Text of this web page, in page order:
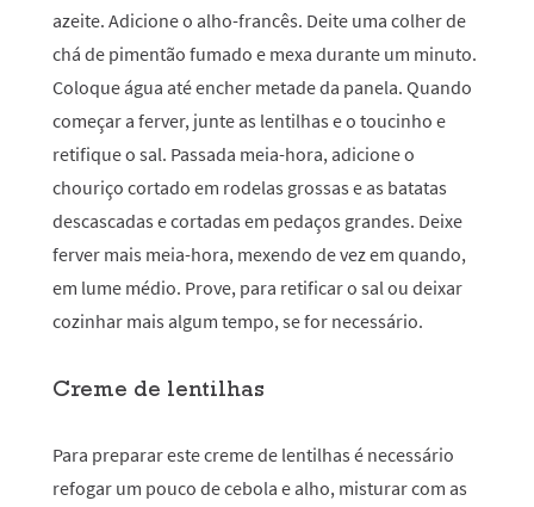
azeite. Adicione o alho-francês. Deite uma colher de
chá de pimentão fumado e mexa durante um minuto.
Coloque água até encher metade da panela. Quando
começar a ferver, junte as lentilhas e o toucinho e
retifique o sal. Passada meia-hora, adicione o
chouriço cortado em rodelas grossas e as batatas
descascadas e cortadas em pedaços grandes. Deixe
ferver mais meia-hora, mexendo de vez em quando,
em lume médio. Prove, para retificar o sal ou deixar
cozinhar mais algum tempo, se for necessário.
Creme de lentilhas
Para preparar este creme de lentilhas é necessário
refogar um pouco de cebola e alho, misturar com as